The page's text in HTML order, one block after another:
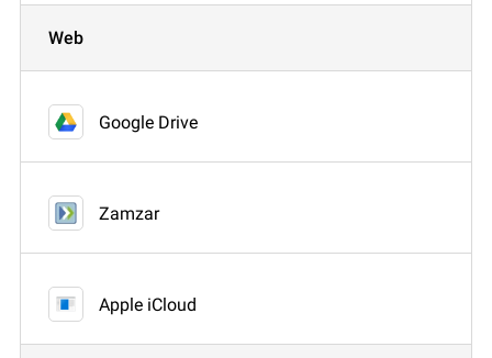
Web
Google Drive
Zamzar
Apple iCloud